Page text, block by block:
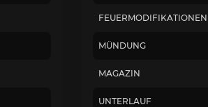
FEUERMODIFIKATIONEN
MÜNDUNG
MAGAZIN
UNTERLAUF